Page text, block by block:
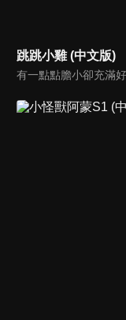
跳跳小雞 (中文版)